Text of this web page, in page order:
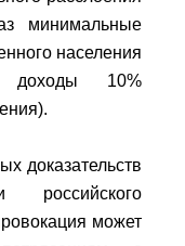
минимальные
населения
доходы 10%
доказательств
российского
может